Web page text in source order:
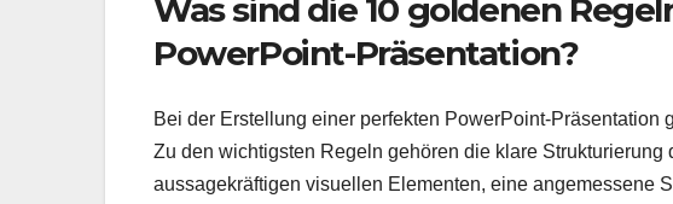
Was sind die 10 goldenen
PowerPoint-Präsentation?
Bei der Erstellung einer perfekten PowerPoint-
Zu den wichtigsten Regeln gehören die klare Strukturierung
aussagekräftigen visuellen Elementen, eine angemessene